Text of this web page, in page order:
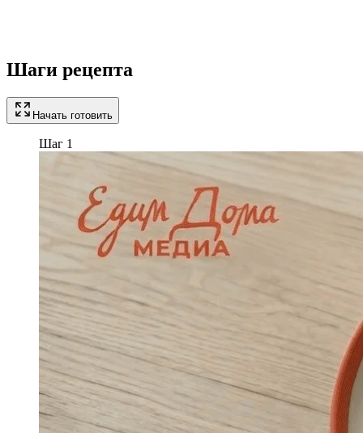
Шаги рецепта
Начать готовить
Шаг 1